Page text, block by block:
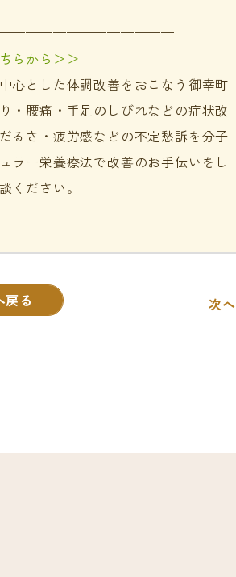
らから＞＞
心とした体調改善をおこなう御幸町
・腰痛・手足のしびれなどの症状改
るさ・疲労感などの不定愁訴を分子
ラー栄養療法で改善のお手伝いをし
ください。
戻る 次へ